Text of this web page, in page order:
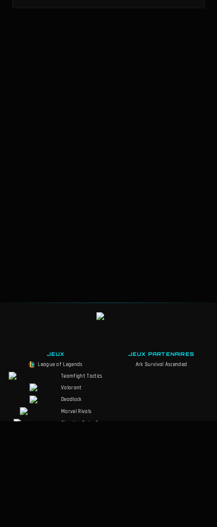
JEUX
League of Legends
Teamfight Tactics
Valorant
Deadlock
Marvel Rivals
Slay the Spire 2
JEUX PARTENAIRES
Ark Survival Ascended